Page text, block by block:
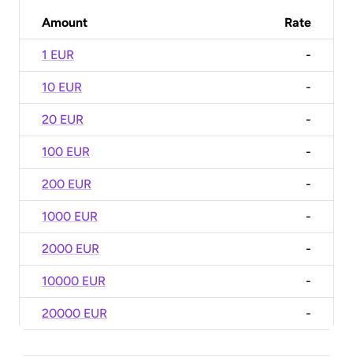
Amount Rate
1 EUR -
10 EUR -
20 EUR -
100 EUR -
200 EUR -
1000 EUR -
2000 EUR -
10000 EUR -
20000 EUR -